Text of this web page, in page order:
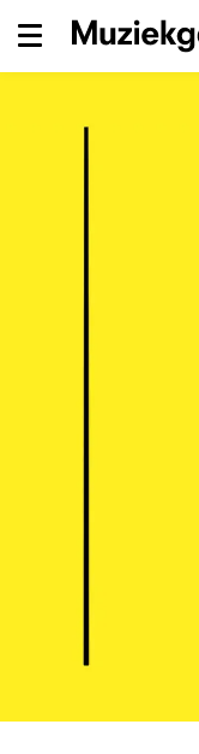
Menu